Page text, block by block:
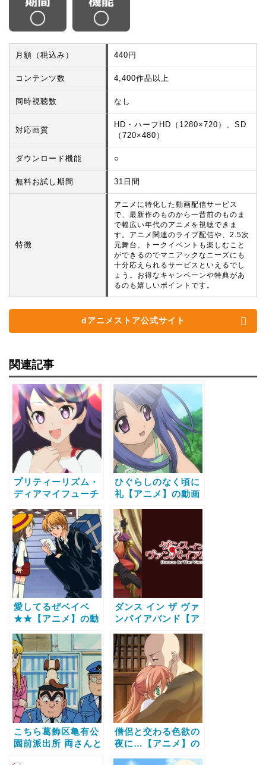
月額（税込み） 440円
コンテンツ数 4,400作品以上
同時視聴数 なし
対応画質
HD・ハーフHD（1280×720）、SD
（720×480）
ダウンロード機能 ○
無料お試し期間 31日間
特徴
アニメに特化した動画配信サービス
で、最新作のものから一昔前のものま
で幅広い年代のアニメを視聴できま
す。アニメ関連のライブ配信や、2.5次
元舞台、トークイベントも楽しむこと
ができるのでマニアックなニーズにも
十分応えられるサービスといえるでし
ょう。お得なキャンペーンや特典があ
るのも嬉しいポイントです。
dアニメストア公式サイト
関連記事
プリティーリズム・
ディアマイフューチ
画配信サービス比較
と無料で全話視聴す
る方法
ひぐらしのなく頃に
礼【アニメ】の動画
無料で全話視聴する
方法
愛してるぜベイベ
★★【アニメ】の動
と無料で全話視聴す
る方法
ダンス イン ザ ヴァ
ンパイアバンド【ア
ービス比較と無料で
全話視聴する方法
こちら葛飾区亀有公
園前派出所 両さんと
僧侶と交わる色欲の
夜に…【アニメ】の